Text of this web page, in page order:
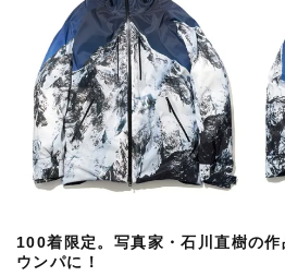
100着限定。写真家・石川直樹の
ウンパに！